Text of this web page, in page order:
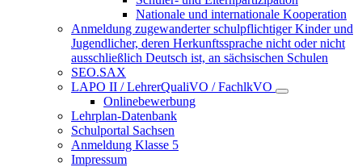
Nationale und internationale Kooperation
Anmeldung zugewanderter schulpflichtiger Kinder und
Jugendlicher, deren Herkunftssprache nicht oder nicht
ausschließlich Deutsch ist, an sächsischen Schulen
SEO.SAX
LAPO II / LehrerQualiVO / FachlkVO
Onlinebewerbung
Lehrplan-Datenbank
Schulportal Sachsen
Anmeldung Klasse 5
Impressum